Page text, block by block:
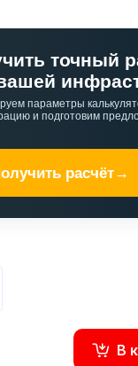
точный
параметры
и подготовим
расчёт→
В